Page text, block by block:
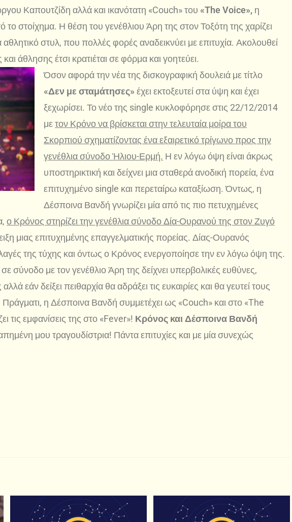
Καπουτζίδη αλλά και ικανότατη «Couch» του «The Voice», η
το στοίχημα. Η θέση του γενέθλιου Άρη της στον Τοξότη της χαρίζει
αθλητικό στυλ, που πολλές φορές αναδεικνύει με επιτυχία. Ακολουθεί
άθλησης έτσι κρατιέται σε φόρμα και γοητεύει.
Όσον αφορά την νέα της δισκογραφική δουλειά με τίτλο
«Δεν με σταμάτησες» έχει εκτοξευτεί στα ύψη και έχει
ξεχωρίσει. Το νέο της single κυκλοφόρησε στις 22/12/2014
μετον Κρόνο να βρίσκεται στην τελευταία μοίρα του
Σκορπιού σχηματίζοντας ένα εξαιρετικό τρίγωνο προς την
γενέθλια σύνοδο Ήλιου-Ερμή. Η εν λόγω όψη είναι άκρως
υποστηρικτική και δείχνει μια σταθερά ανοδική πορεία, ένα
επιτυχημένο single και περεταίρω καταξίωση. Όντως, η
Δέσποινα Βανδή γνωρίζει μία από τις πιο πετυχημένες
ο Κρόνος στηρίζει την γενέθλια σύνοδο Δία-Ουρανού της στον Ζυγό
μιας επιτυχημένης επαγγελματικής πορείας. Δίας-Ουρανός
της τύχης και όντως ο Κρόνος ενεργοποίησε την εν λόγω όψη της.
σύνοδο με τον γενέθλιο Άρη της δείχνει υπερβολικές ευθύνες,
εάν δείξει πειθαρχία θα αδράξει τις ευκαιρίες και θα γευτεί τους
η Δέσποινα Βανδή συμμετέχει ως «Couch» και στο «The
τις εμφανίσεις της στο «Fever»! Κρόνος και Δέσποινα Βανδή
μου τραγουδίστρια! Πάντα επιτυχίες και με μία συνεχώς